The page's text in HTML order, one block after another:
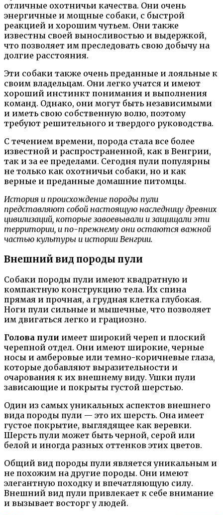
отличные охотничьи качества. Они очень
энергичные и мощные собаки, с быстрой
реакцией и хорошим чутьем. Они также
известны своей выносливостью и выдержкой,
что позволяет им преследовать свою добычу на
долгие расстояния.
Эти собаки также очень преданные и лояльные к
своим владельцам. Они легко учатся и имеют
хороший инстинкт понимания и выполнения
команд. Однако, они могут быть независимыми
и иметь свою собственную волю, поэтому
требуют решительного и твердого руководства.
С течением времени, порода стала все более
известной и распространенной, как в Венгрии,
так и за ее пределами. Сегодня пули популярны
не только как охотничьи собаки, но и как
верные и преданные домашние питомцы.
История и происхождение породы пули
представляют собой настоящую наследницу древних
цивилизаций, которые завоевывали и защищали эти
территории, и по-прежнему они остаются важной
частью культуры и истории Венгрии.
Внешний вид породы пули
Собаки породы пули имеют квадратную и
компактную конструкцию тела. Их спина
прямая и прочная, а грудная клетка глубокая.
Ноги пули сильные и мышечные, что позволяет
им двигаться легко и грациозно.
Голова пули имеет широкий череп и плоский
черепной отдел. Они имеют широкие, черные
носы и амберовые или темно-коричневые глаза,
которые добавляют выразительности и
очарования к их внешнему виду. Ушки пули
зависающие и покрыты густой шерстью.
Один из самых уникальных аспектов внешнего
вида породы пули — это их шерсть. Она имеет
густое покрытие, выглядящее как веревки.
Шерсть пули может быть черной, серой или
белой и иногда разных оттенков этих цветов.
Общий вид породы пули является уникальным и
не похожим на другие породы. Они имеют
элегантную походку и впечатляющую силу.
Внешний вид пули привлекает к себе внимание
и вызывает восторг у людей.